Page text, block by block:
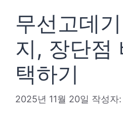
무선고데
지, 장단점
택하기
2025년 11월 20일 작성자: